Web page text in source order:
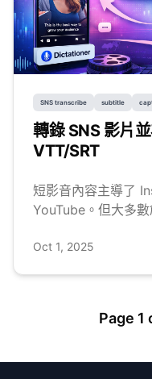
SNS transcribe subtitle
轉錄 SNS 影片
VTT/SRT
短影音內容主導了
YouTube。但大多
Oct 1, 2025
Page 1